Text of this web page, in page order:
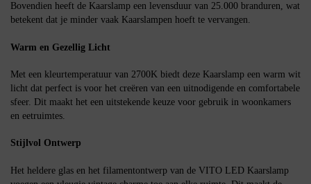
Bovendien heeft de Kaarslamp een levensduur van 25.000 branduren, wat
betekent dat je minder vaak Kaarslampen hoeft te vervangen.
Warm en Gezellig Licht
Met een kleurtemperatuur van 2700K biedt deze Kaarslamp een warm wit
licht dat perfect is voor het creëren van een uitnodigende en comfortabele
sfeer. Dit maakt het een uitstekende keuze voor gebruik in woonkamers
en eetruimtes.
Stijlvol Ontwerp
Het heldere glas en het filamentontwerp van de VITO LED Kaarslamp